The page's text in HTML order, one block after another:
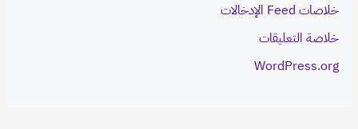
خلاصات Feed الإدخالات
خلاصة التعليقات
WordPress.org